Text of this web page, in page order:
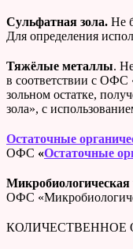
Сульфатная зола. Не
Для определения
Тяжёлые металлы.
в соответствии с ОФС
зольном остатке,
зола», с
Остаточные
ОФС «Остаточные
Микробиологическая
ОФС
КОЛИЧЕСТВЕННОЕ